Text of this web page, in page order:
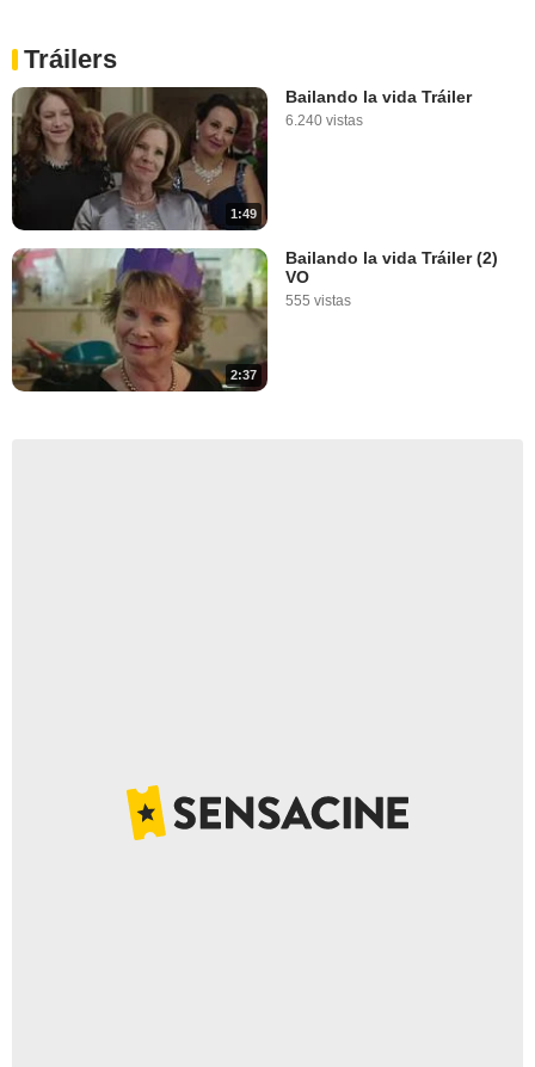
Tráilers
1:49
Bailando la vida Tráiler
6.240 vistas
2:37
Bailando la vida Tráiler (2)
VO
555 vistas